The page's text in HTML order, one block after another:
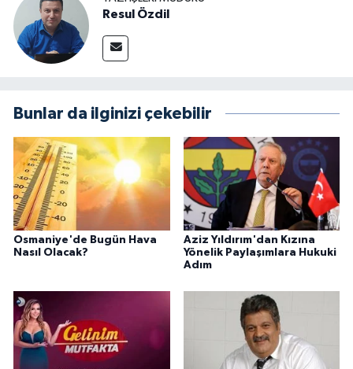
Resul Özdil
Bunlar da ilginizi çekebilir
Osmaniye'de Bugün Hava
Nasıl Olacak?
Aziz Yıldırım'dan Kızına
Yönelik Paylaşımlara Hukuki
Adım